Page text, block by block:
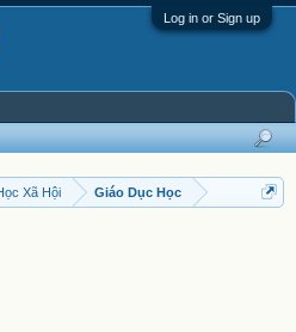
Log in or Sign up
Xã Hội Giáo Dục Học